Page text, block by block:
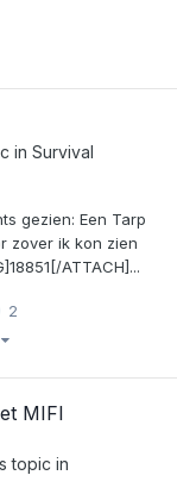
in Survival
gezien: Een Tarp
zover ik kon zien
ATTACH]...
2
MIFI
topic in